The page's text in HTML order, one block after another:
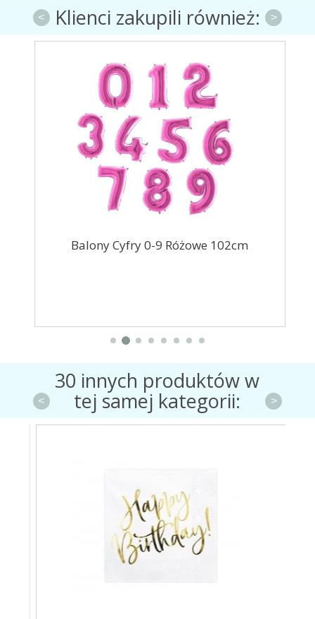
Klienci zakupili również:
Balony Cyfry 0-9 Różowe 102cm
< >
30 innych produktów w
tej samej kategorii:
< >